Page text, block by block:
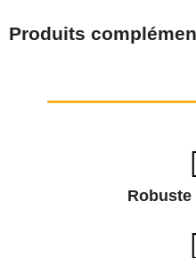
Produits
Robuste